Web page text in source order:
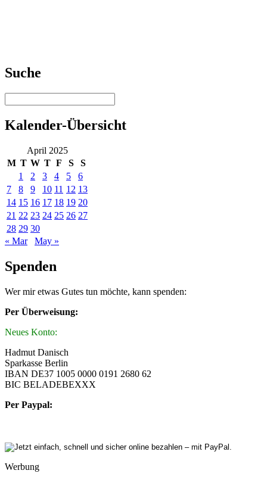
Suche
Kalender-Übersicht
April 2025
M T W T F S
S
1
2 3 4 5
6
7
8 9 10 11 12 13
14 15 16 17 18 19 20
21 22 23 24 25 26 27
28 29 30
« Mar
May »
Spenden
Wer mir etwas Gutes tun möchte, kann spenden:
Per Überweisung:
Neues Konto:
Hadmut Danisch
Sparkasse Berlin
IBAN DE37 1005 0000 0191 2680 62
BIC BELADEBEXXX
Per Paypal:
Werbung